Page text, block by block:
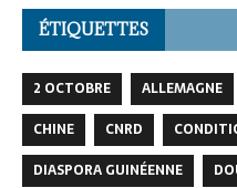
ÉTIQUETTES
2 OCTOBRE ALLEMAGNE
CHINE
CNRD
DIASPORA GUINÉENNE